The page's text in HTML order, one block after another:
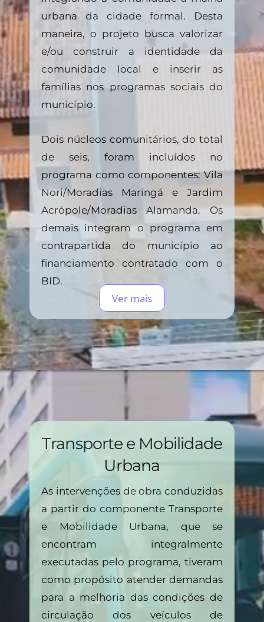
urbana da cidade formal. Desta
maneira, o projeto busca valorizar
e/ou construir a identidade da
comunidade local e inserir as
famílias nos programas sociais do
município.
Dois núcleos comunitários, do total
de seis, foram incluídos no
programa como componentes: Vila
Nori/Moradias Maringá e Jardim
Acrópole/Moradias Alamanda. Os
demais integram o programa em
contrapartida do município ao
financiamento contratado com o
BID.
Ver mais
Transporte e Mobilidade
Urbana
As intervenções de obra conduzidas
a partir do componente Transporte
e Mobilidade Urbana, que se
encontram integralmente
executadas pelo programa, tiveram
como propósito atender demandas
para a melhoria das condições de
circulação dos veículos de